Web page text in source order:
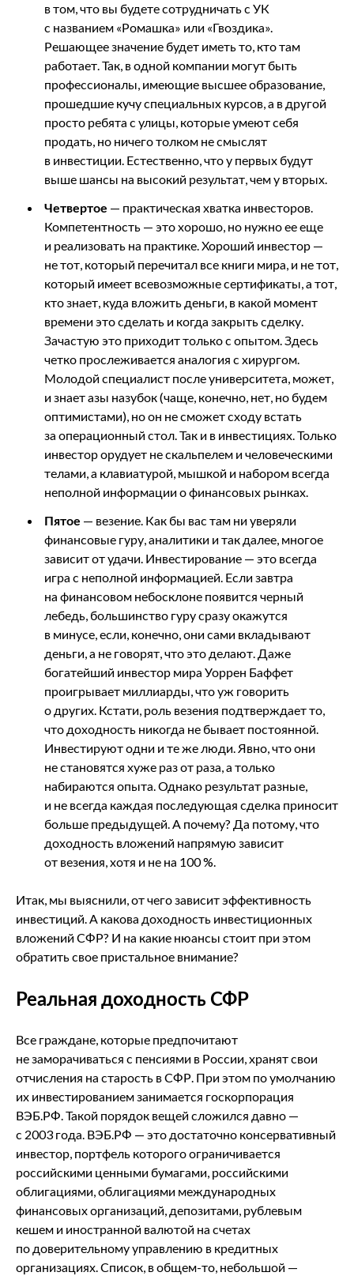
в том, что вы будете сотрудничать с УК
с названием «Ромашка» или «Гвоздика».
Решающее значение будет иметь то, кто там
работает. Так, в одной компании могут быть
профессионалы, имеющие высшее образование,
прошедшие кучу специальных курсов, а в другой
просто ребята с улицы, которые умеют себя
продать, но ничего толком не смыслят
в инвестиции. Естественно, что у первых будут
выше шансы на высокий результат, чем у вторых.
Четвертое — практическая хватка инвесторов.
Компетентность — это хорошо, но нужно ее еще
и реализовать на практике. Хороший инвестор —
не тот, который перечитал все книги мира, и не тот,
который имеет всевозможные сертификаты, а тот,
кто знает, куда вложить деньги, в какой момент
времени это сделать и когда закрыть сделку.
Зачастую это приходит только с опытом. Здесь
четко прослеживается аналогия с хирургом.
Молодой специалист после университета, может,
и знает азы назубок (чаще, конечно, нет, но будем
оптимистами), но он не сможет сходу встать
за операционный стол. Так и в инвестициях. Только
инвестор орудует не скальпелем и человеческими
телами, а клавиатурой, мышкой и набором всегда
неполной информации о финансовых рынках.
Пятое — везение. Как бы вас там ни уверяли
финансовые гуру, аналитики и так далее, многое
зависит от удачи. Инвестирование — это всегда
игра с неполной информацией. Если завтра
на финансовом небосклоне появится черный
лебедь, большинство гуру сразу окажутся
в минусе, если, конечно, они сами вкладывают
деньги, а не говорят, что это делают. Даже
богатейший инвестор мира Уоррен Баффет
проигрывает миллиарды, что уж говорить
о других. Кстати, роль везения подтверждает то,
что доходность никогда не бывает постоянной.
Инвестируют одни и те же люди. Явно, что они
не становятся хуже раз от раза, а только
набираются опыта. Однако результат разные,
и не всегда каждая последующая сделка приносит
больше предыдущей. А почему? Да потому, что
доходность вложений напрямую зависит
от везения, хотя и не на 100 %.
Итак, мы выяснили, от чего зависит эффективность
инвестиций. А какова доходность инвестиционных
вложений СФР? И на какие нюансы стоит при этом
обратить свое пристальное внимание?
Реальная доходность СФР
Все граждане, которые предпочитают
не заморачиваться с пенсиями в России, хранят свои
отчисления на старость в СФР. При этом по умолчанию
их инвестированием занимается госкорпорация
ВЭБ.РФ. Такой порядок вещей сложился давно —
с 2003 года. ВЭБ.РФ — это достаточно консервативный
инвестор, портфель которого ограничивается
российскими ценными бумагами, российскими
облигациями, облигациями международных
финансовых организаций, депозитами, рублевым
кешем и иностранной валютой на счетах
по доверительному управлению в кредитных
организациях. Список, в общем-то, небольшой —